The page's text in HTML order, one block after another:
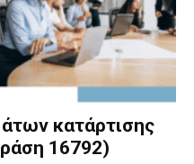
κατάρτισης
16792)